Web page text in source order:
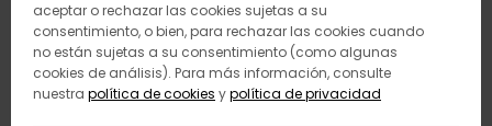
aceptar o rechazar las cookies sujetas a su
consentimiento, o bien, para rechazar las cookies cuando
no están sujetas a su consentimiento (como algunas
cookies de análisis). Para más información, consulte
nuestra política de cookies ypolítica de privacidad